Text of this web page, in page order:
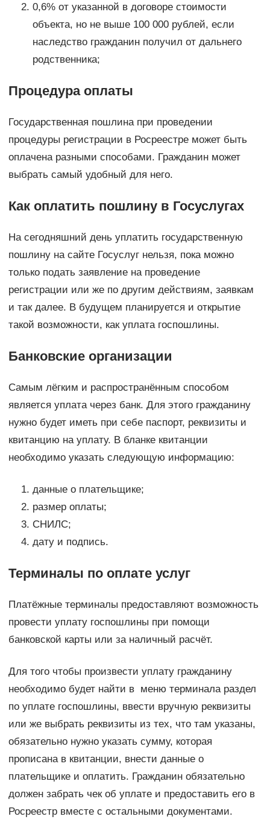
0,6% от указанной в договоре стоимости
объекта, но не выше 100 000 рублей, если
наследство гражданин получил от дальнего
родственника;
Процедура оплаты
Государственная пошлина при проведении
процедуры регистрации в Росреестре может быть
оплачена разными способами. Гражданин может
выбрать самый удобный для него.
Как оплатить пошлину в Госуслугах
На сегодняшний день уплатить государственную
пошлину на сайте Госуслуг нельзя, пока можно
только подать заявление на проведение
регистрации или же по другим действиям, заявкам
и так далее. В будущем планируется и открытие
такой возможности, как уплата госпошлины.
Банковские организации
Самым лёгким и распространённым способом
является уплата через банк. Для этого гражданину
нужно будет иметь при себе паспорт, реквизиты и
квитанцию на уплату. В бланке квитанции
необходимо указать следующую информацию:
данные о плательщике;
размер оплаты;
СНИЛС;
дату и подпись.
Терминалы по оплате услуг
Платёжные терминалы предоставляют возможность
провести уплату госпошлины при помощи
банковской карты или за наличный расчёт.
Для того чтобы произвести уплату гражданину
необходимо будет найти в меню терминала раздел
по уплате госпошлины, ввести вручную реквизиты
или же выбрать реквизиты из тех, что там указаны,
обязательно нужно указать сумму, которая
прописана в квитанции, внести данные о
плательщике и оплатить. Гражданин обязательно
должен забрать чек об уплате и предоставить его в
Росреестр вместе с остальными документами.